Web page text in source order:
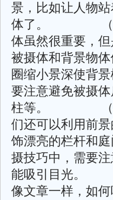
景，比如让人物
体了。 （3
体虽然很重要，
被摄体和背景物
圈缩小景深使背
要注意避免被摄
柱等。 （4
们还可以利用前
饰漂亮的栏杆和
摄技巧中，需要
能吸引目光
像文章一样，如